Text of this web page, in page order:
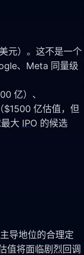
元）。这不是一个
、Meta 同量级
亿）、
（$1500 亿估值，但
大 IPO 的候选
导地位的合理定
值将面临剧烈回调